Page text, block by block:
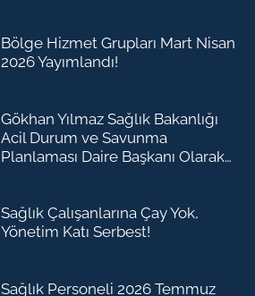
Bölge Hizmet Grupları Mart Nisan
2026 Yayımlandı!
Gökhan Yılmaz Sağlık Bakanlığı
Acil Durum ve Savunma
Planlaması Daire Başkanı Olarak
Sağlık Çalışanlarına Çay Yok,
Yönetim Katı Serbest!
Sağlık Personeli 2026 Temmuz